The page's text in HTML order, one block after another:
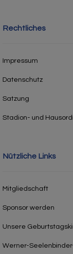
Rechtliches
Impressum
Datenschutz
Satzung
Stadion- und
Nützliche Links
Mitgliedschaft
Sponsor werden
Unsere
Werner-